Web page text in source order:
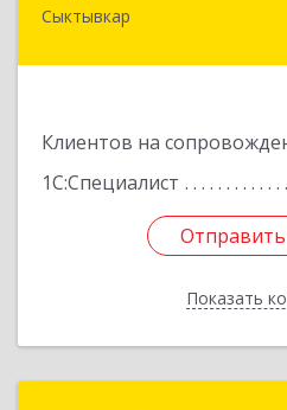
Сыктывкар
Клиентов на
1С:Специалист
Отправить
Показать
167004, Коми Респ,
Отправить